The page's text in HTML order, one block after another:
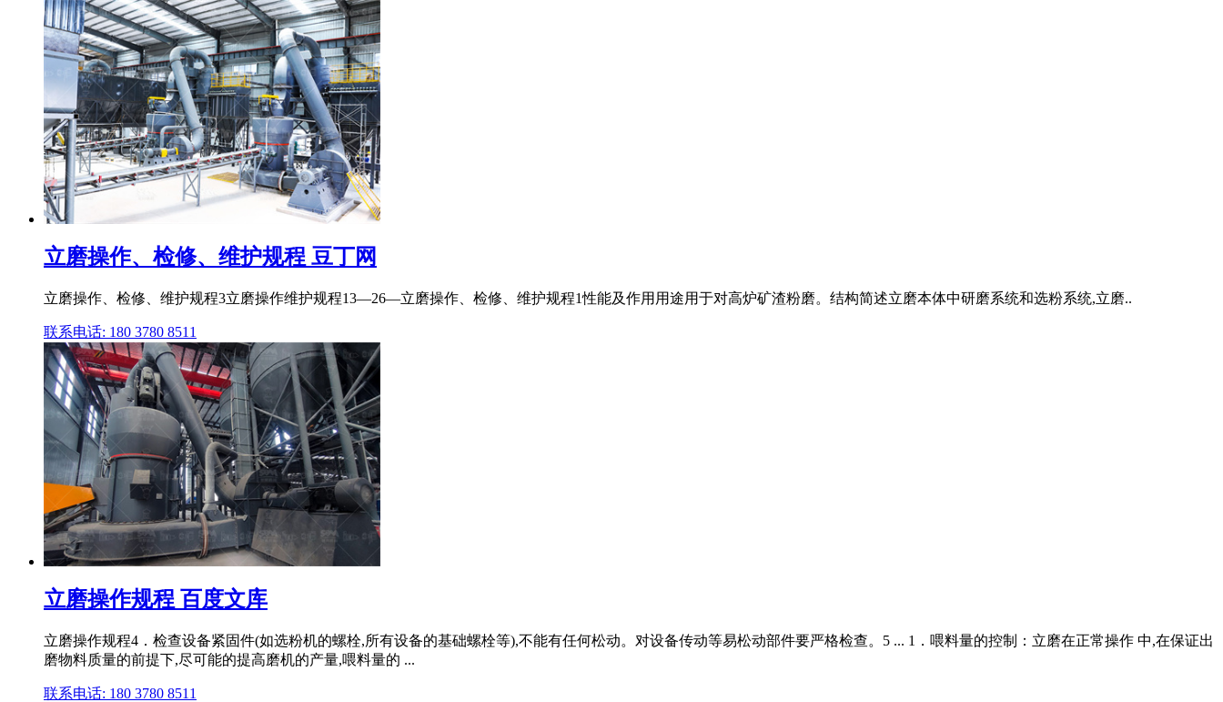
立磨操作、检修、维护规程 豆丁网
立磨操作、检修、维护规程3立磨操作维护规程13—26—立磨操作、检修、维护规程1性能及作用用途用于对高炉矿渣粉磨。结构简述立磨本体中研磨系统和选粉系统,立磨..
联系电话: 180 3780 8511
立磨操作规程 百度文库
立磨操作规程4．检查设备紧固件(如选粉机的螺栓,所有设备的基础螺栓等),不能有任何松动。对设备传动等易松动部件要严格检查。5 ... 1．喂料量的控制：立磨在正常操作 中,在保证出
磨物料质量的前提下,尽可能的提高磨机的产量,喂料量的 ...
联系电话: 180 3780 8511